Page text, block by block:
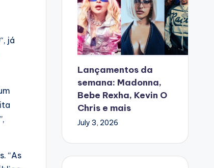
“, já
“As
Lançamentos da
semana: Madonna,
Bebe Rexha, Kevin O
Chris e mais
July 3, 2026